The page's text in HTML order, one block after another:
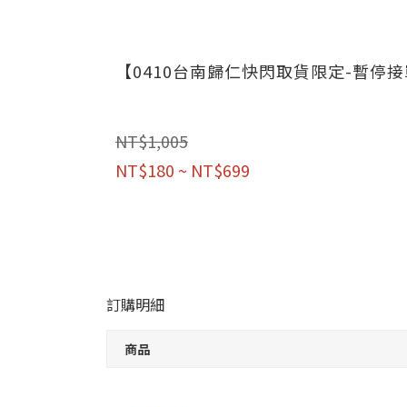
【0410台南歸仁快閃取貨限定-暫停接
NT$1,005
NT$180 ~ NT$699
訂購明細
商品